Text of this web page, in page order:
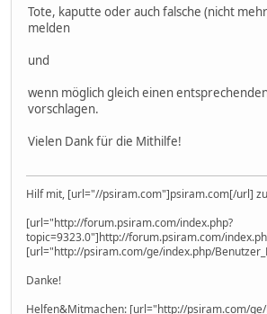
Tote, kaputte oder auch falsche (nicht
melden
und
wenn möglich gleich einen
vorschlagen.
Vielen Dank für die Mithilfe!
Hilf mit, [url="//psiram.com"]psiram.com[/url]
[url="http://forum.psiram.com/index.php?
topic=9323.0"]http://forum.psiram.com/
[url="http://psiram.com/ge/index.php/
Danke!
Helfen&Mitmachen: [url="http://psiram.com/ge/